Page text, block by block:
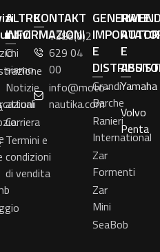
ALTRE
INFORMAZIONI
Chi
siamo
Notizie
attuali
Carriera
Termini e
condizioni
di vendita
KONTAKT
+386(0)2
629 04
00
info@moto-
nautika.com
GENERALE
E
Grandi
Barche
Ranieri
International
Zar
Formenti
Zar
Mini
SeaBob
E
Yamaha
Volvo
Penta